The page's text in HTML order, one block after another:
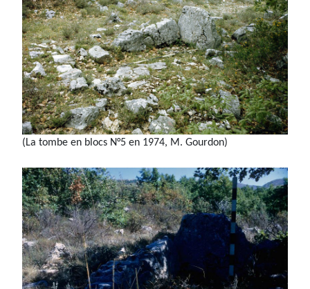
(La tombe en blocs N°5 en 1974, M. Gourdon)